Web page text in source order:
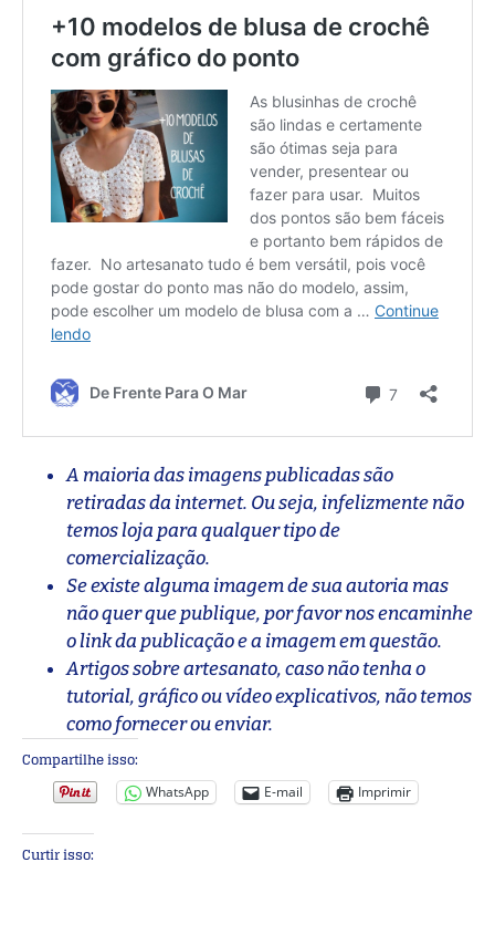
A maioria das imagens publicadas são
retiradas da internet. Ou seja, infelizmente não
temos loja para qualquer tipo de
comercialização.
Se existe alguma imagem de sua autoria mas
não quer que publique, por favor nos encaminhe
o link da publicação e a imagem em questão.
Artigos sobre artesanato, caso não tenha o
tutorial, gráfico ou vídeo explicativos, não temos
como fornecer ou enviar.
Compartilhe isso:
WhatsApp E-mail Imprimir
Curtir isso: